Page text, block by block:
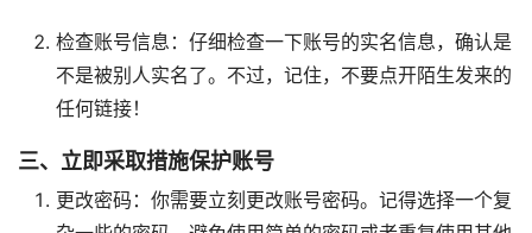
检查账号信息：仔细检查一下账号的实名信息，确认是
不是被别人实名了。不过，记住，不要点开陌生发来的
任何链接！
三、立即采取措施保护账号
更改密码：你需要立刻更改账号密码。记得选择一个复